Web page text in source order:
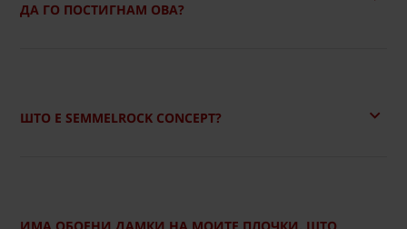
ДА ГО ПОСТИГНАМ ОВА?
ШТО Е SEMMELROCK CONCEPT?